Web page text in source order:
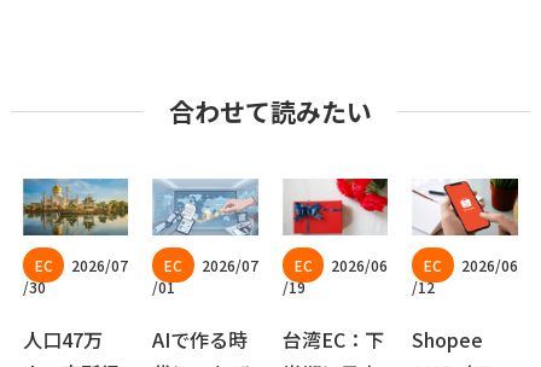
合わせて読みたい
2026/07
/30
人口47万
2026/07
/01
AIで作る時
2026/06
/19
台湾EC：下
2026/06
/12
Shopee